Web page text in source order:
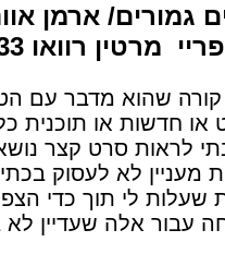
גמורים/ ארמן
מרטין רוואו 33 דקות
קורה שהוא מדבר עם
או חדשות או תוכנית
לראות סרט קצר
מעניין לא לעסוק
שעלות לי תוך כדי
עבור אלה שעדיין